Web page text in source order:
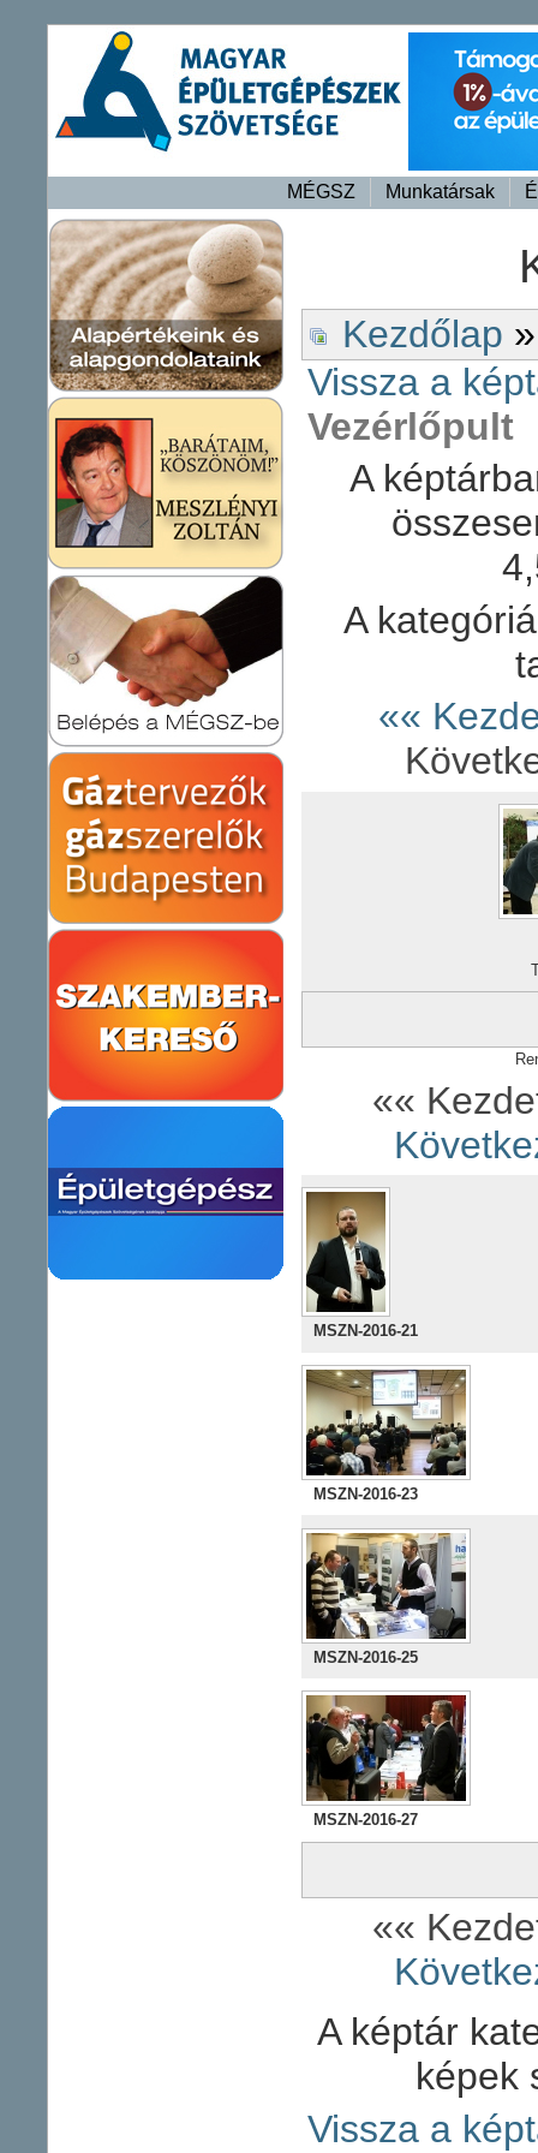
MÉGSZ Munkatársak
Kezdőlap
Vissza a
Vezérlőpult
A
A
««
««
MSZN-2016-21
MSZN-2016-23
MSZN-2016-25
MSZN-2016-27
««
A képtár
képek
Vissza a